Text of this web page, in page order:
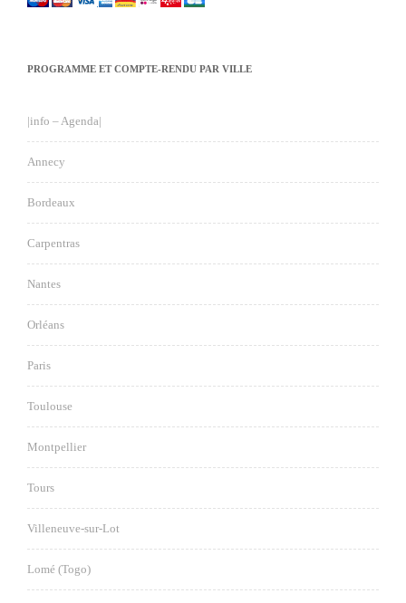
PROGRAMME ET COMPTE-RENDU PAR VILLE
|info – Agenda|
Annecy
Bordeaux
Carpentras
Nantes
Orléans
Paris
Toulouse
Montpellier
Tours
Villeneuve-sur-Lot
Lomé (Togo)